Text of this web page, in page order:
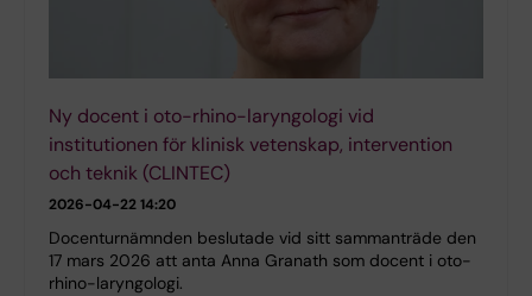
Ny docent i oto-rhino-laryngologi vid
institutionen för klinisk vetenskap, intervention
och teknik (CLINTEC)
2026-04-22 14:20
Docenturnämnden beslutade vid sitt sammanträde den
17 mars 2026 att anta Anna Granath som docent i oto-
rhino-laryngologi.